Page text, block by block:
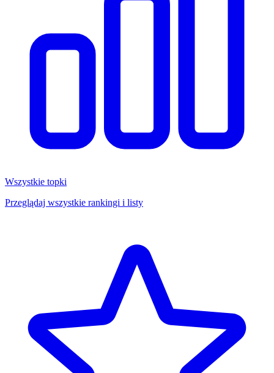
Wszystkie topki
Przeglądaj wszystkie rankingi i listy